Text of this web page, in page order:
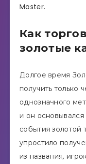
Master.
Как
золотые
Долгое время
получить только
однозначного
и он
события золотой
упростило
из названия,